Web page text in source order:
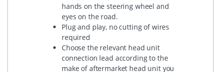
hands on the steering wheel and
eyes on the road.
Plug and play, no cutting of wires
required
Choose the relevant head unit
connection lead according to the
make of aftermarket head unit you